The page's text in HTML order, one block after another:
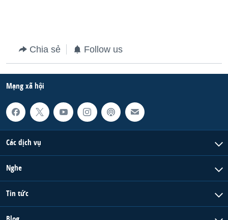
Chia sẻ Follow us
Mạng xã hội
Các dịch vụ
Nghe
Tin tức